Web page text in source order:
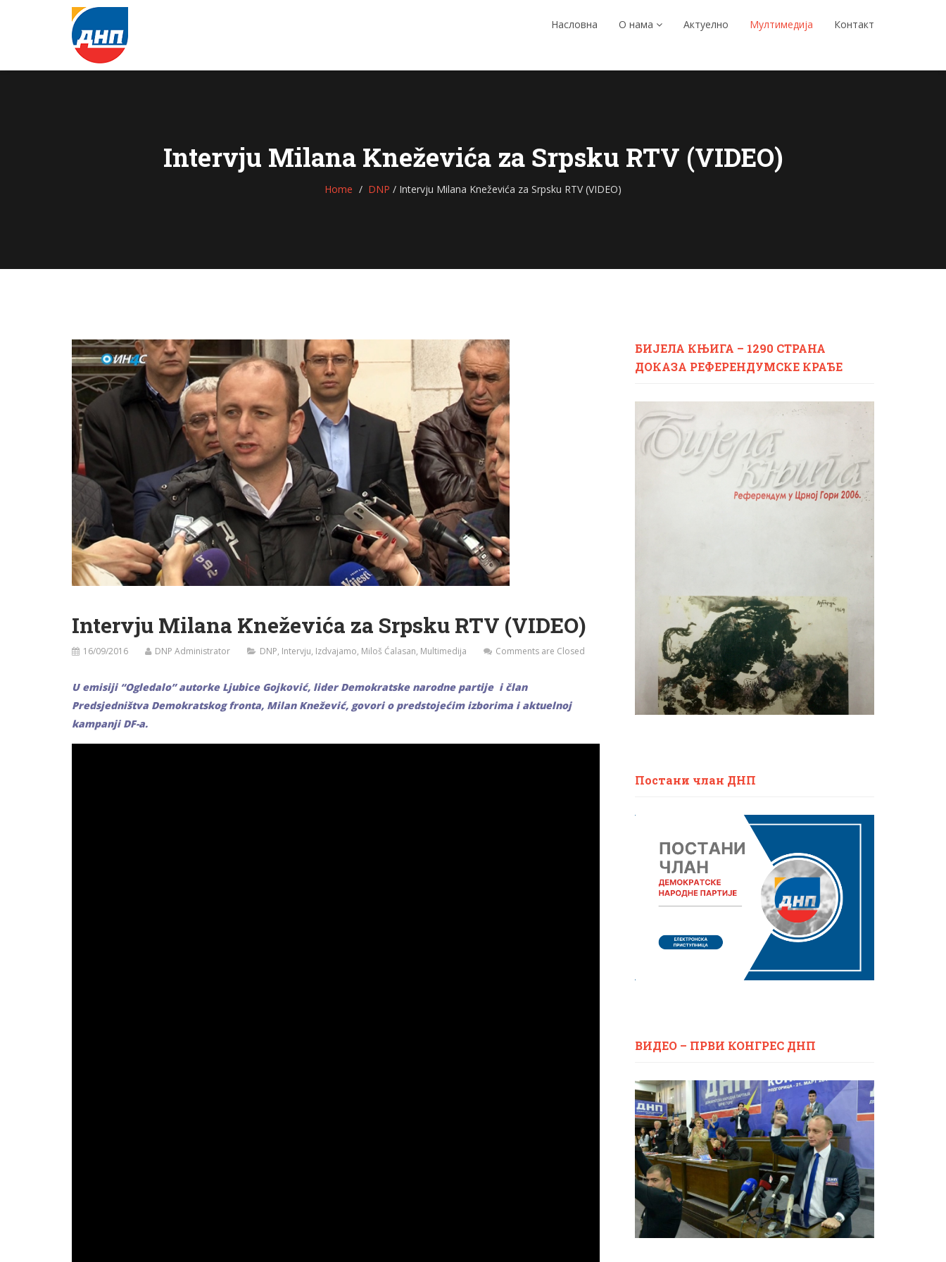
Насловна О нама Актуелно Мултимедија Контакт
Intervju Milana Kneževića za Srpsku RTV (VIDEO)
Home DNP / Intervju Milana Kneževića za Srpsku RTV (VIDEO)
Intervju Milana Kneževića za Srpsku RTV (VIDEO)
16/09/2016 DNP Administrator DNP, Intervju, Izdvajamo, Miloš Ćalasan, Multimedija Comments are Closed
U emisiji “Ogledalo” autorke Ljubice Gojković, lider Demokratske narodne partije i član
Predsjedništva Demokratskog fronta, Milan Knežević, govori o predstojećim izborima i aktuelnoj
kampanji DF-a.
БИЈЕЛА КЊИГА – 1290 СТРАНА
ДОКАЗА РЕФЕРЕНДУМСКЕ КРАЂЕ
Постани члан ДНП
ВИДЕО – ПРВИ КОНГРЕС ДНП